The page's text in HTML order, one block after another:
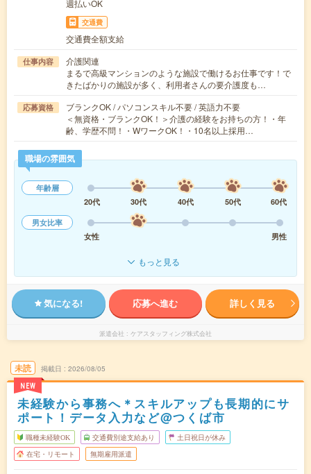
週払いOK
交通費
交通費全額支給
仕事内容
介護関連
まるで高級マンションのような施設で働けるお仕事です！で
きたばかりの施設が多く、利用者さんの要介護度も…
応募資格
ブランクOK / パソコンスキル不要 / 英語力不要
＜無資格・ブランクOK！＞介護の経験をお持ちの方！・年
齢、学歴不問！・WワークOK！・10名以上採用…
職場の雰囲気
年齢層
20代
30代 40代 50代
60代
男女比率
女性
男性
もっと見る
気になる! 応募へ進む 詳しく見る
派遣会社 ケアスタッフィング株式会社
未読
NEW
掲載日 2026/08/05
未経験から事務へ＊スキルアップも長期的にサ
ポート！データ入力など@つくば市
職種未経験OK 交通費別途支給あり 土日祝日が休み
在宅・リモート 無期雇用派遣